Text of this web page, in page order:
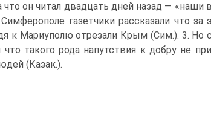
он читал двадцать дней назад —
газетчики рассказали что
к Мариуполю отрезали Крым (Сим.). 3. Но
что такого рода напутствия к добру не
(Казак.).